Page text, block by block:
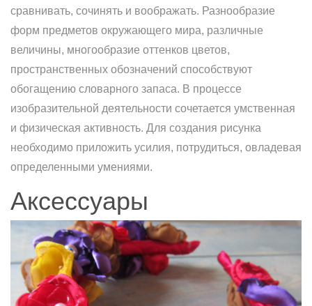
сравнивать, сочинять и воображать. Разнообразие
форм предметов окружающего мира, различные
величины, многообразие оттенков цветов,
пространственных обозначений способствуют
обогащению словарного запаса. В процессе
изобразительной деятельности сочетается умственная
и физическая активность. Для создания рисунка
необходимо приложить усилия, потрудиться, овладевая
определенными умениями.
Аксессуары